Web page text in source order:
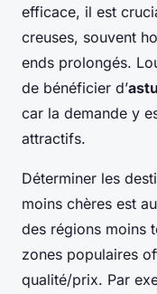
efficace, il est
creuses, souvent
ends prolongés.
de bénéficier d’
car la demande y
attractifs.
Déterminer les
moins chères est
des régions moins
zones populaires
qualité/prix. Par